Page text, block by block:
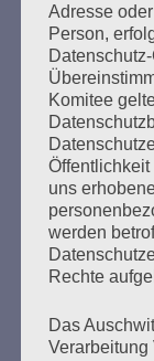
der
Beiträge
Nie mehr
Adresse
Person,
Komitee
Öffentlichkeit
uns
werden
Rechte
Das
Verarbeitung